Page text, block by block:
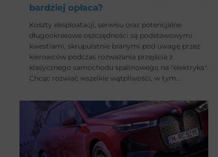
bardziej opłaca?
Koszty eksploatacji, serwisu oraz potencjalne
długookresowe oszczędności są podstawowymi
kwestiami, skrupulatnie branymi pod uwagę przez
kierowców podczas rozważania przejścia z
klasycznego samochodu spalinowego na "elektryka".
Chcąc rozwiać wszelkie wątpliwości, w tym
od strony czysto finansowej, biorąc na warsztat po
jednym modelu reprezentatywnym dla każdego z
nich. Zapraszamy do lektury!